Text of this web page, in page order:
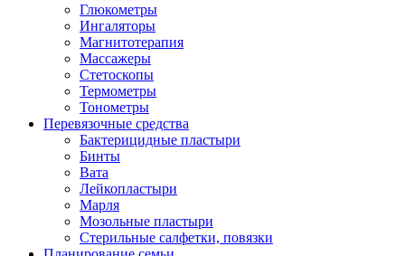
Глюкометры
Ингаляторы
Магнитотерапия
Массажеры
Стетоскопы
Термометры
Тонометры
Перевязочные средства
Бактерицидные пластыри
Бинты
Вата
Лейкопластыри
Марля
Мозольные пластыри
Стерильные салфетки, повязки